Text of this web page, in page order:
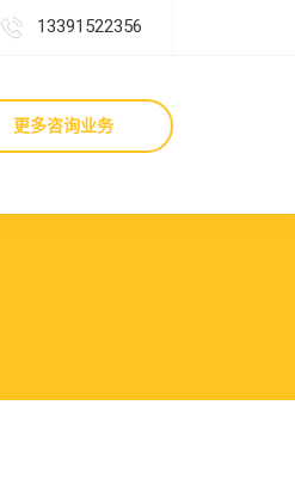
13391522356
更多咨询业务